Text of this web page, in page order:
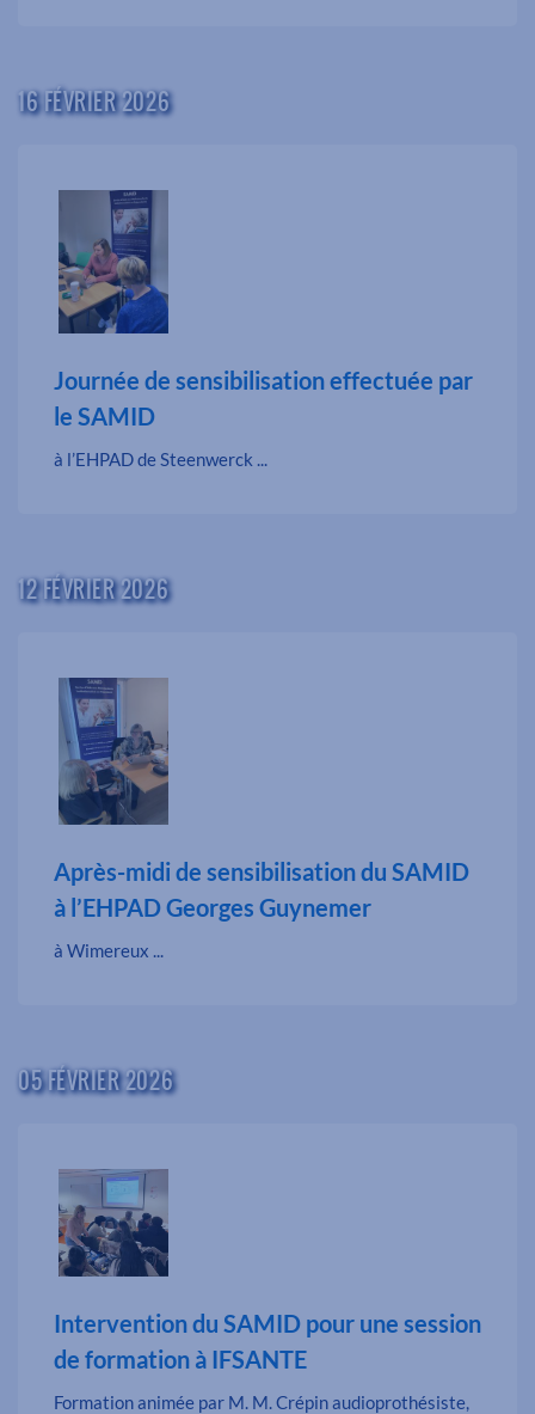
16 FÉVRIER 2026
Journée de sensibilisation effectuée par
le SAMID
à l’EHPAD de Steenwerck ...
12 FÉVRIER 2026
Après-midi de sensibilisation du SAMID
à l’EHPAD Georges Guynemer
à Wimereux ...
05 FÉVRIER 2026
Intervention du SAMID pour une session
de formation à IFSANTE
Formation animée par M. M. Crépin audioprothésiste,